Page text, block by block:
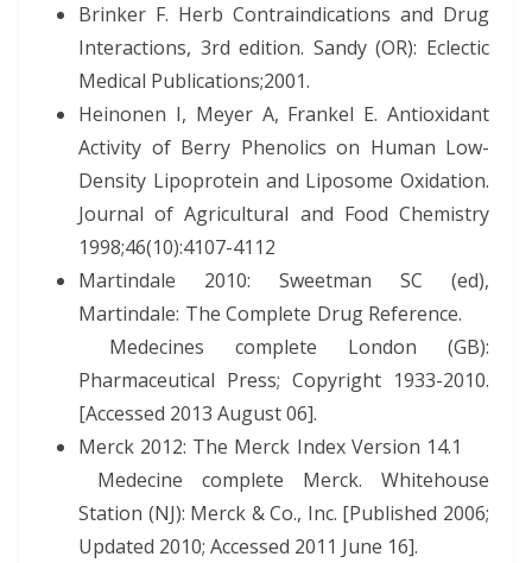
Brinker F. Herb Contraindications and Drug
Interactions, 3rd edition. Sandy (OR): Eclectic
Medical Publications;2001.
Heinonen I, Meyer A, Frankel E. Antioxidant
Activity of Berry Phenolics on Human Low-
Density Lipoprotein and Liposome Oxidation.
Journal of Agricultural and Food Chemistry
1998;46(10):4107-4112
Martindale 2010: Sweetman SC (ed),
Martindale: The Complete Drug Reference.
Medecines complete London (GB):
Pharmaceutical Press; Copyright 1933-2010.
[Accessed 2013 August 06].
Merck 2012: The Merck Index Version 14.1
Medecine complete Merck. Whitehouse
Station (NJ): Merck & Co., Inc. [Published 2006;
Updated 2010; Accessed 2011 June 16].